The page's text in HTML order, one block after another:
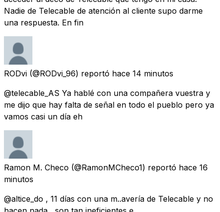
Nadie de Telecable de atención al cliente supo darme
una respuesta. En fin
RODvi (@RODvi_96) reportó hace 14 minutos
@telecable_AS Ya hablé con una compañera vuestra y
me dijo que hay falta de señal en todo el pueblo pero ya
vamos casi un día eh
Ramon M. Checo (@RamonMCheco1) reportó hace 16
minutos
@altice_do , 11 días con una m..avería de Telecable y no